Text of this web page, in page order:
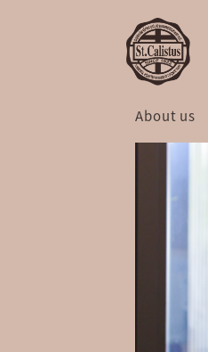
About us